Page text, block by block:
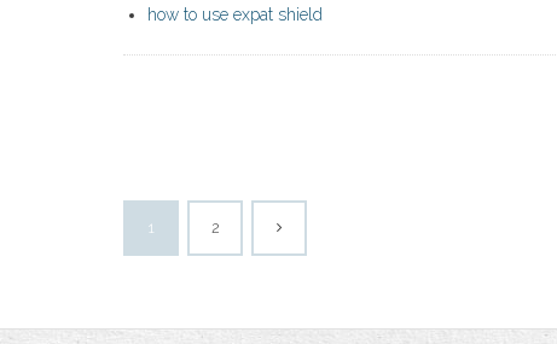
how to use expat shield
1 2